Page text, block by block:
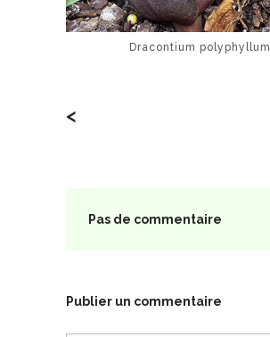
Dracontium polyphyllum
<
Pas de commentaire
Publier un commentaire